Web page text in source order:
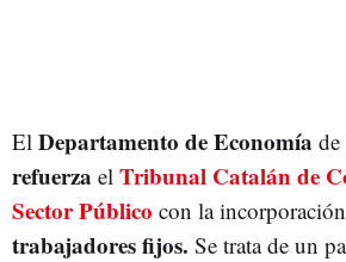
El Departamento de Economía
refuerza el Tribunal Catalán de
Sector Público con la
trabajadores fijos. Se trata de un